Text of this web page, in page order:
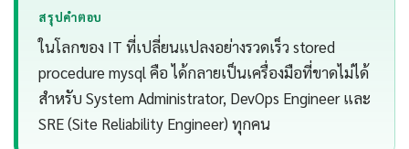
สรุปคำตอบ
ในโลกของ IT ที่เปลี่ยนแปลงอย่างรวดเร็ว stored
procedure mysql คือ ได้กลายเป็นเครื่องมือที่ขาดไม่ได้
สำหรับ System Administrator, DevOps Engineer และ
SRE (Site Reliability Engineer) ทุกคน